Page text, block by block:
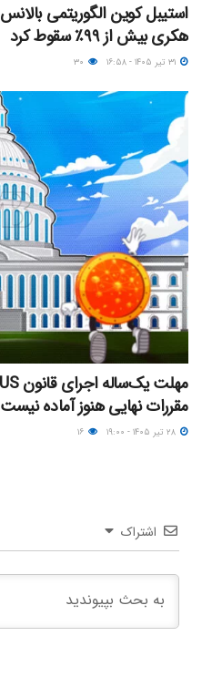
هکری بیش از ۹۹٪ سقوط کرد
مقررات نهایی هنوز آماده نیست
اشتراک